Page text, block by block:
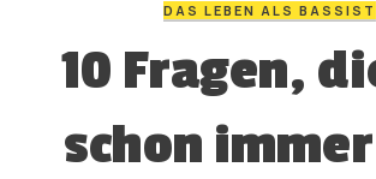
DAS LEBEN ALS BASSIST
10 Fragen,
schon